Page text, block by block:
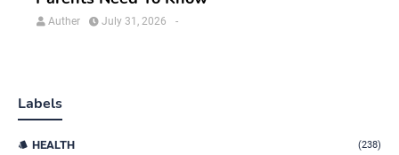
Auther -
July 31, 2026
Labels
HEALTH (238)